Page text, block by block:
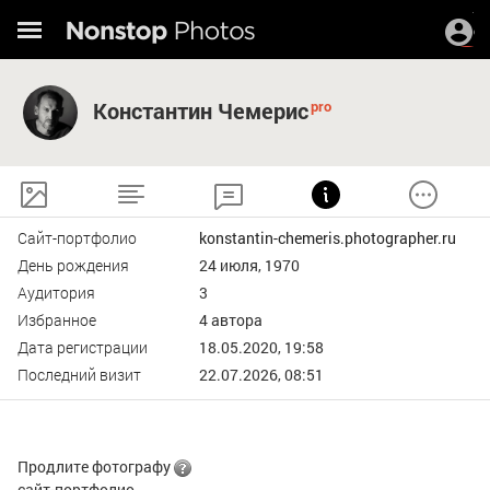
Константин Чемерис
Сайт-портфолио
konstantin-chemeris.photographer.ru
День рождения
24 июля, 1970
Аудитория
3
Избранное
4 автора
Дата регистрации
18.05.2020, 19:58
Последний визит
22.07.2026, 08:51
Продлите фотографу